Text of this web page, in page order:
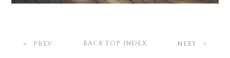
PREV BACK TOP INDEX NEXT